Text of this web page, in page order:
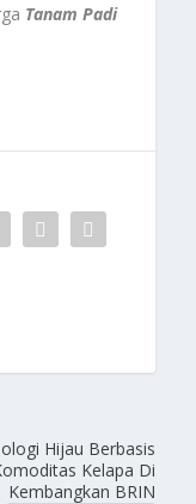
Tanam Padi
Hijau Berbasis
Kelapa Di
Kembangkan BRIN